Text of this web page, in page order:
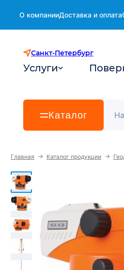
О компанииДоставка и оплата
Санкт-Петербург
Услуги
Каталог
Главная → Каталог продукции →